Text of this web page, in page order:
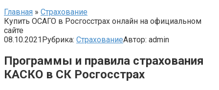
Главная » Страхование
Купить ОСАГО в Росгосстрах онлайн на официальном
сайте
08.10.2021Рубрика: СтрахованиеАвтор: admin
Программы и правила страхования
КАСКО в СК Росгосстрах